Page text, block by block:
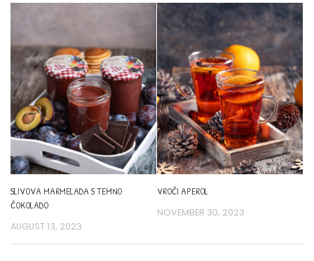
SLIVOVA MARMELADA S TEMNO
ČOKOLADO
AUGUST 13, 2023
VROČI APEROL
NOVEMBER 30, 2023